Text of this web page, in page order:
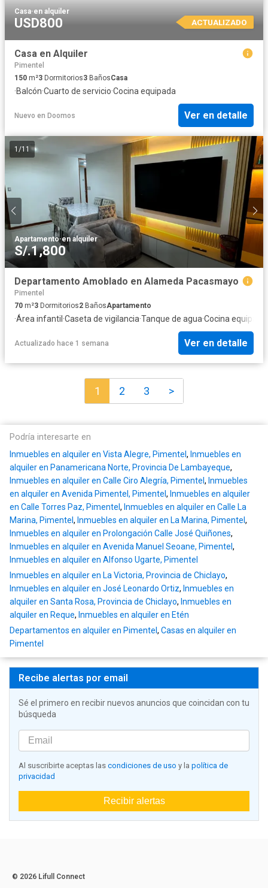
Casa·en alquiler
USD800 ACTUALIZADO
Casa en Alquiler
Pimentel
150 m²3 Dormitorios3 BañosCasa
·Balcón·Cuarto de servicio·Cocina equipada
Nuevo en Doomos Ver en detalle
1 /11
Apartamento·en alquiler
S/.1,800
Departamento Amoblado en Alameda Pacasmayo
Pimentel
70 m²3 Dormitorios2 BañosApartamento
·Área infantil ·Caseta de vigilancia·Tanque de agua·Cocina equipada
Actualizado hace 1 semana Ver en detalle
1 2 3 >
Podría interesarte en
Inmuebles en alquiler en Vista Alegre, Pimentel , Inmuebles en
alquiler en Panamericana Norte, Provincia De Lambayeque,
Inmuebles en alquiler en Calle Ciro Alegría, Pimentel , Inmuebles
en alquiler en Avenida Pimentel, Pimentel , Inmuebles en alquiler
en Calle Torres Paz, Pimentel , Inmuebles en alquiler en Calle La
Marina, Pimentel , Inmuebles en alquiler en La Marina, Pimentel ,
Inmuebles en alquiler en Prolongación Calle José Quiñones,
Inmuebles en alquiler en Avenida Manuel Seoane, Pimentel ,
Inmuebles en alquiler en Alfonso Ugarte, Pimentel
Inmuebles en alquiler en La Victoria, Provincia de Chiclayo,
Inmuebles en alquiler en José Leonardo Ortiz, Inmuebles en
alquiler en Santa Rosa, Provincia de Chiclayo, Inmuebles en
alquiler en Reque, Inmuebles en alquiler en Etén
Departamentos en alquiler en Pimentel , Casas en alquiler en
Pimentel
Recibe alertas por email
Sé el primero en recibir nuevos anuncios que coincidan con tu
búsqueda
Al suscribirte aceptas las condiciones de uso y la política de
privacidad
Recibir alertas
© 2026 Lifull Connect